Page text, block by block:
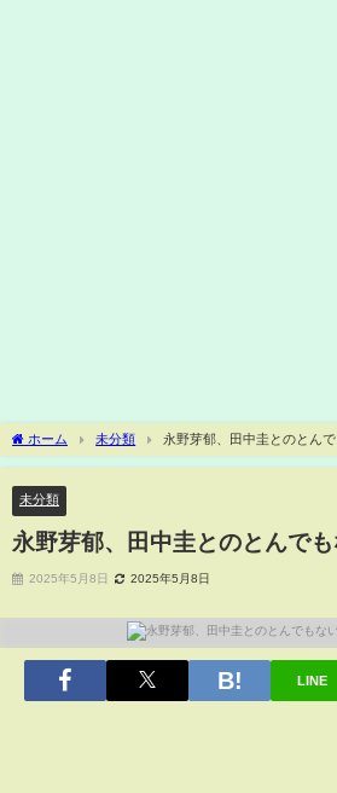
ホーム 未分類 永野芽郁、田中圭とのとん
未分類
永野芽郁、田中圭とのとんで
2025年5月8日 2025年5月8日
LINE